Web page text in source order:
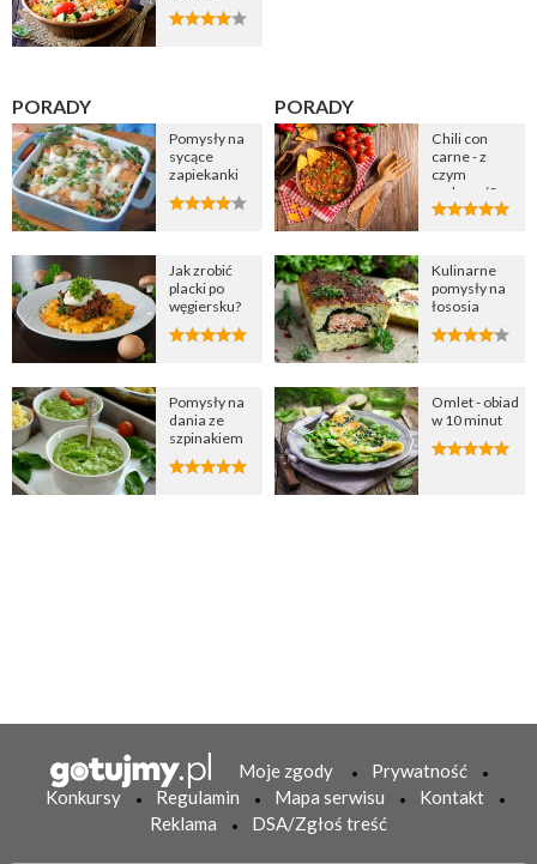
PORADY
Pomysły na
sycące
zapiekanki
Jak zrobić
placki po
węgiersku?
Pomysły na
dania ze
szpinakiem
PORADY
Chili con
carne - z
czym
podawać?
Kulinarne
pomysły na
łososia
Omlet - obiad
w 10 minut
Moje zgody
Prywatność
Konkursy
Regulamin Mapa serwisu
Kontakt
Reklama
DSA/Zgłoś treść